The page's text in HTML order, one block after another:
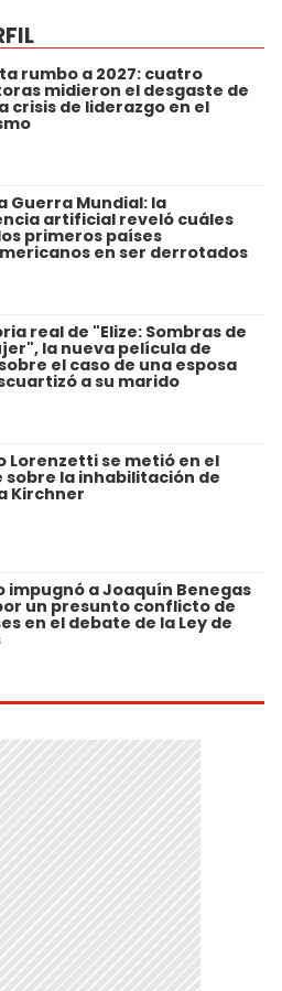
rumbo a 2027: cuatro
midieron el desgaste de
crisis de liderazgo en el
Guerra Mundial: la
artificial reveló cuáles
primeros países
en ser derrotados
real de "Elize: Sombras de
la nueva película de
el caso de una esposa
a su marido
Lorenzetti se metió en el
sobre la inhabilitación de
Kirchner
impugnó a Joaquín Benegas
un presunto conflicto de
en el debate de la Ley de